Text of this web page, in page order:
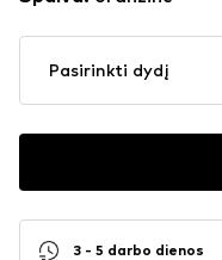
Pasirinkti dydį
3 - 5 darbo dienos